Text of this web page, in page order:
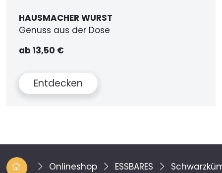
HAUSMACHER WURST
Genuss aus der Dose
ab 13,50 €
Entdecken
Onlineshop ESSBARES